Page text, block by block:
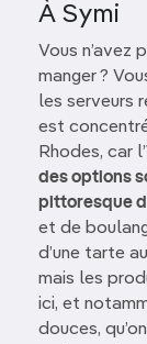
À Symi
Vous n’avez
manger ?
les serveurs
est
Rhodes, car
des options
pittoresque
et de
d’une tarte
mais les
ici, et
douces,